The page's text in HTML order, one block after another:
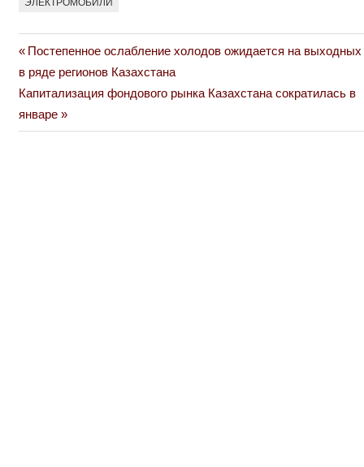
Навигация
по
записям
Previous
Post:
Постепенное ослабление холодов ожидается на выходных
в ряде регионов Казахстана
Next
Post:
Капитализация фондового рынка Казахстана сократилась в
январе